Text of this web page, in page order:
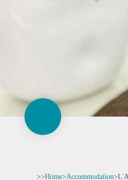
>>Home>Accommodation>